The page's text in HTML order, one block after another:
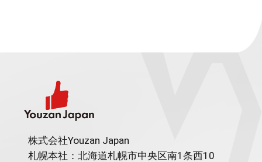
株式会社Youzan Japan
札幌本社：北海道札幌市中央区南1条西10